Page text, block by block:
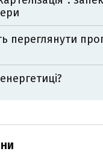
переглянути